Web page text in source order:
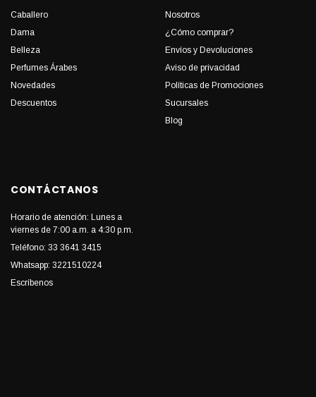
Caballero
Dama
Belleza
Perfumes Árabes
Novedades
Descuentos
Nosotros
¿Cómo comprar?
Envíos y Devoluciones
Aviso de privacidad
Políticas de Promociones
Sucursales
Blog
CONTÁCTANOS
Horario de atención: Lunes a
viernes de 7:00 a.m. a 4:30 p.m.
Teléfono: 33 3641 3415
Whatsapp: 3221510224
Escríbenos